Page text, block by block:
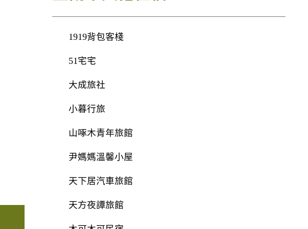
1919背包客棧
51宅宅
大成旅社
小暮行旅
山啄木青年旅館
尹媽媽溫馨小屋
天下居汽車旅館
天方夜譚旅館